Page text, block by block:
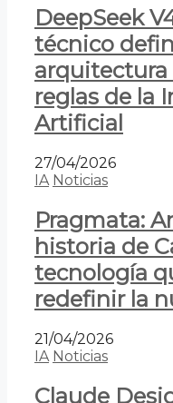
DeepSeek
técnico
arquitectura
reglas de la
Artificial
27/04/2026
IA Noticias
Pragmata:
historia de
tecnología
redefinir la
21/04/2026
IA Noticias
Claude